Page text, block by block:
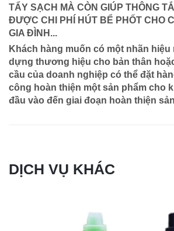
TẨY SẠCH MÀ CÒN GIÚP THÔNG
ĐƯỢC CHI PHÍ HÚT BỂ PHỐT CHO
GIA ĐÌNH...
Khách hàng muốn có một nhãn hiệu
dựng thương hiệu cho bản thân
cầu của doanh nghiệp có thể đặt
công hoàn thiện một sản phẩm cho
đầu vào đến giai đoạn hoàn thiện
DỊCH VỤ KHÁC